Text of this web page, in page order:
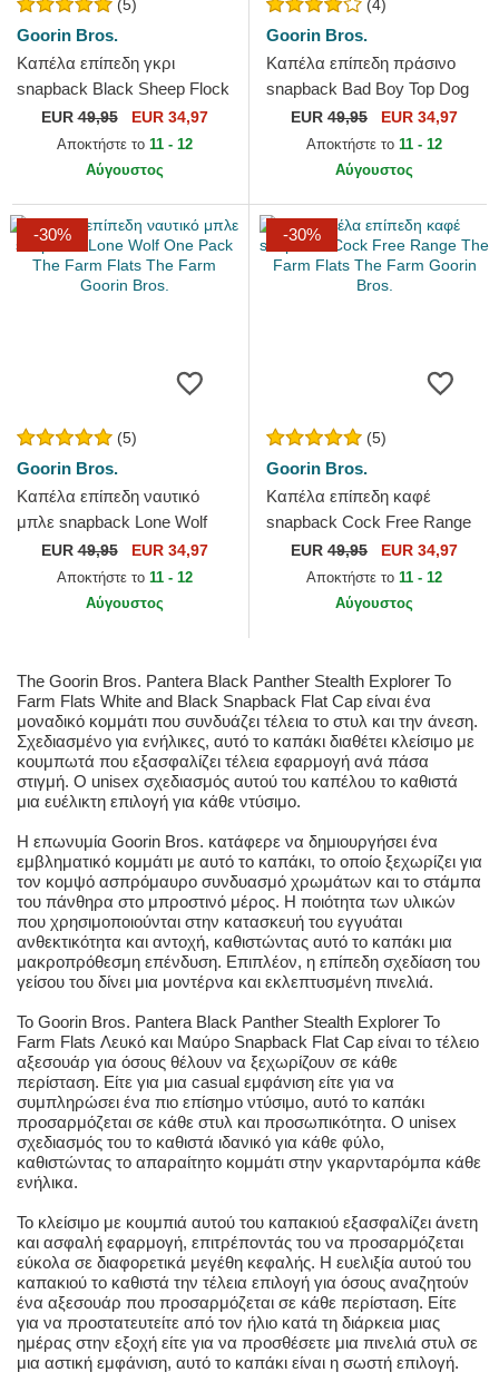
(5)
Goorin Bros.
Καπέλα επίπεδη γκρι
snapback Black Sheep Flock
Mountain The Farm Flats The
Farm Goorin Bros.
EUR49,95 EUR 34,97
Αποκτήστε το 11 - 12
Αύγουστος
(4)
Goorin Bros.
Καπέλα επίπεδη πράσινο
snapback Bad Boy Top Dog
The Farm Flats The Farm
Goorin Bros.
EUR 49,95 EUR 34,97
Αποκτήστε το 11 - 12
Αύγουστος
-30%
(5)
Goorin Bros.
Καπέλα επίπεδη ναυτικό
μπλε snapback Lone Wolf
One Pack The Farm Flats
The Farm Goorin Bros.
EUR49,95 EUR 34,97
Αποκτήστε το 11 - 12
Αύγουστος
-30%
(5)
Goorin Bros.
Καπέλα επίπεδη καφέ
snapback Cock Free Range
The Farm Flats The Farm
Goorin Bros.
EUR 49,95 EUR 34,97
Αποκτήστε το 11 - 12
Αύγουστος
The Goorin Bros. Pantera Black Panther Stealth Explorer Το
Farm Flats White and Black Snapback Flat Cap είναι ένα
μοναδικό κομμάτι που συνδυάζει τέλεια το στυλ και την άνεση.
Σχεδιασμένο για ενήλικες, αυτό το καπάκι διαθέτει κλείσιμο με
κουμπωτά που εξασφαλίζει τέλεια εφαρμογή ανά πάσα
στιγμή. Ο unisex σχεδιασμός αυτού του καπέλου το καθιστά
μια ευέλικτη επιλογή για κάθε ντύσιμο.
Η επωνυμία Goorin Bros. κατάφερε να δημιουργήσει ένα
εμβληματικό κομμάτι με αυτό το καπάκι, το οποίο ξεχωρίζει για
τον κομψό ασπρόμαυρο συνδυασμό χρωμάτων και το στάμπα
του πάνθηρα στο μπροστινό μέρος. Η ποιότητα των υλικών
που χρησιμοποιούνται στην κατασκευή του εγγυάται
ανθεκτικότητα και αντοχή, καθιστώντας αυτό το καπάκι μια
μακροπρόθεσμη επένδυση. Επιπλέον, η επίπεδη σχεδίαση του
γείσου του δίνει μια μοντέρνα και εκλεπτυσμένη πινελιά.
Το Goorin Bros. Pantera Black Panther Stealth Explorer Το
Farm Flats Λευκό και Μαύρο Snapback Flat Cap είναι το τέλειο
αξεσουάρ για όσους θέλουν να ξεχωρίζουν σε κάθε
περίσταση. Είτε για μια casual εμφάνιση είτε για να
συμπληρώσει ένα πιο επίσημο ντύσιμο, αυτό το καπάκι
προσαρμόζεται σε κάθε στυλ και προσωπικότητα. Ο unisex
σχεδιασμός του το καθιστά ιδανικό για κάθε φύλο,
καθιστώντας το απαραίτητο κομμάτι στην γκαρνταρόμπα κάθε
ενήλικα.
Το κλείσιμο με κουμπιά αυτού του καπακιού εξασφαλίζει άνετη
και ασφαλή εφαρμογή, επιτρέποντάς του να προσαρμόζεται
εύκολα σε διαφορετικά μεγέθη κεφαλής. Η ευελιξία αυτού του
καπακιού το καθιστά την τέλεια επιλογή για όσους αναζητούν
ένα αξεσουάρ που προσαρμόζεται σε κάθε περίσταση. Είτε
για να προστατευτείτε από τον ήλιο κατά τη διάρκεια μιας
ημέρας στην εξοχή είτε για να προσθέσετε μια πινελιά στυλ σε
μια αστική εμφάνιση, αυτό το καπάκι είναι η σωστή επιλογή.